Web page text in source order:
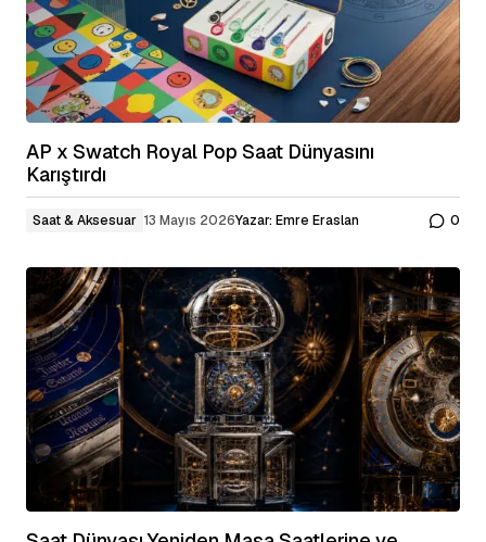
AP x Swatch Royal Pop Saat Dünyasını
Karıştırdı
Saat & Aksesuar 13 Mayıs 2026Yazar: Emre Eraslan 0